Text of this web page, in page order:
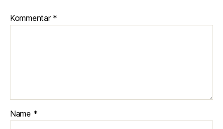
Kommentar *
Name *